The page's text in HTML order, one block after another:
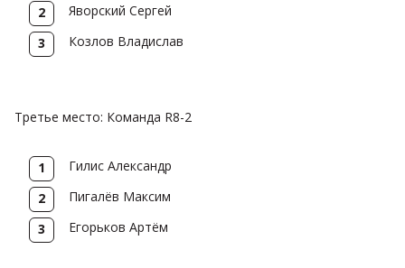
Яворский Сергей
Козлов Владислав
Третье место: Команда R8-2
Гилис Александр
Пигалёв Максим
Егорьков Артём